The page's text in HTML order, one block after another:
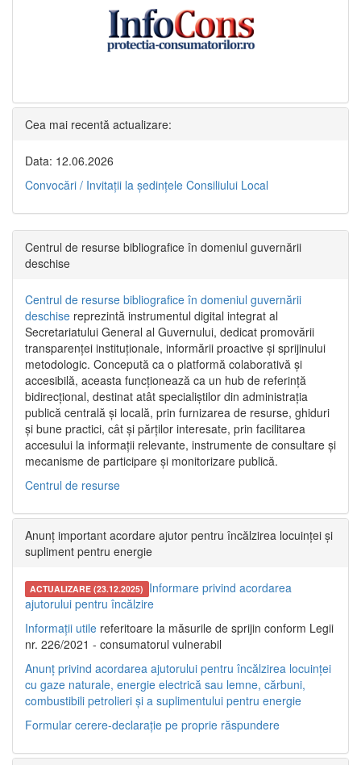
Cea mai recentă actualizare:
Data: 12.06.2026
Convocări / Invitaţii la şedinţele Consiliului Local
Centrul de resurse bibliografice în domeniul guvernării
deschise
Centrul de resurse bibliografice în domeniul guvernării
deschise reprezintă instrumentul digital integrat al
Secretariatului General al Guvernului, dedicat promovării
transparenței instituționale, informării proactive și sprijinului
metodologic. Concepută ca o platformă colaborativă și
accesibilă, aceasta funcționează ca un hub de referință
bidirecțional, destinat atât specialiștilor din administrația
publică centrală și locală, prin furnizarea de resurse, ghiduri
și bune practici, cât și părților interesate, prin facilitarea
accesului la informații relevante, instrumente de consultare și
mecanisme de participare și monitorizare publică.
Centrul de resurse
Anunț important acordare ajutor pentru încălzirea locuinței și
supliment pentru energie
ACTUALIZARE (23.12.2025) Informare privind acordarea
ajutorului pentru încălzire
Informații utile referitoare la măsurile de sprijin conform Legii
nr. 226/2021 - consumatorul vulnerabil
Anunț privind acordarea ajutorului pentru încălzirea locuinței
cu gaze naturale, energie electrică sau lemne, cărbuni,
combustibili petrolieri și a suplimentului pentru energie
Formular cerere-declarație pe proprie răspundere